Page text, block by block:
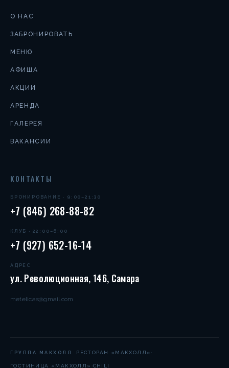
О НАС
ЗАБРОНИРОВАТЬ
МЕНЮ
АФИША
АКЦИИ
АРЕНДА
ГАЛЕРЕЯ
ВАКАНСИИ
КОНТАКТЫ
БРОНИРОВАНИЕ · 9:00–21:30
+7 (846) 268-88-82
КЛУБ · 22:00–6:00
+7 (927) 652-16-14
АДРЕС
ул. Революционная, 146, Самара
metelicas@gmail.com
ГРУППА МАКХОЛЛ РЕСТОРАН «МАКХОЛЛ» ·
ГОСТИНИЦА «МАКХОЛЛ» ·CHILI